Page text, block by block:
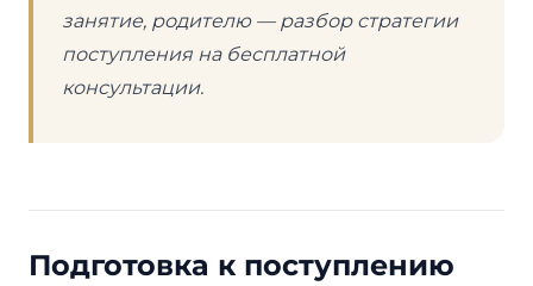
занятие, родителю — разбор стратегии
поступления на бесплатной
консультации.
Подготовка к поступлению